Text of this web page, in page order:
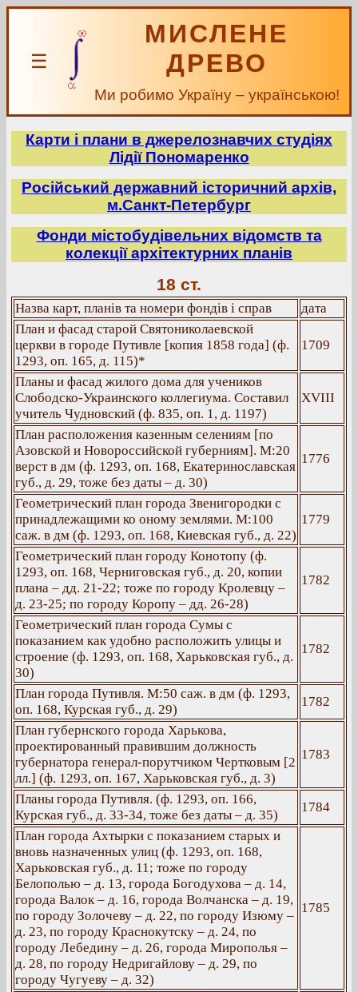
☰
МИСЛЕНЕ
ДРЕВО
Ми робимо Україну – українською!
Карти і плани в джерелознавчих студіях
Лідії Пономаренко
Російський державний історичний архів,
м.Санкт-Петербург
Фонди містобудівельних відомств та
колекції архітектурних планів
18 ст.
Назва карт, планів та номери фондів і справ
дата
План и фасад старой Святониколаевской
церкви в городе Путивле [копия 1858 года] (ф.
1293, оп. 165, д. 115)*
1709
Планы и фасад жилого дома для учеников
Слободско-Украинского коллегиума. Составил
учитель Чудновский (ф. 835, оп. 1, д. 1197)
ХVІІІ
План расположения казенным селениям [по
Азовской и Новороссийской губерниям]. М:20
верст в дм (ф. 1293, оп. 168, Екатеринославская
губ., д. 29, тоже без даты – д. 30)
1776
Геометрический план города Звенигородки с
принадлежащими ко оному землями. М:100
саж. в дм (ф. 1293, оп. 168, Киевская губ., д. 22)
1779
Геометрический план городу Конотопу (ф.
1293, оп. 168, Черниговская губ., д. 20, копии
плана – дд. 21-22; тоже по городу Кролевцу –
д. 23-25; по городу Коропу – дд. 26-28)
1782
Геометрический план города Сумы с
показанием как удобно расположить улицы и
строение (ф. 1293, оп. 168, Харьковская губ., д.
30)
1782
План города Путивля. М:50 саж. в дм (ф. 1293,
оп. 168, Курская губ., д. 29)
1782
План губернского города Харькова,
проектированный правившим должность
губернатора генерал-порутчиком Чертковым [2
лл.] (ф. 1293, оп. 167, Харьковская губ., д. 3)
1783
Планы города Путивля. (ф. 1293, оп. 166,
Курская губ., д. 33-34, тоже без даты – д. 35)
1784
План города Ахтырки с показанием старых и
вновь назначенных улиц (ф. 1293, оп. 168,
Харьковская губ., д. 11; тоже по городу
Белополью – д. 13, города Богодухова – д. 14,
города Валок – д. 16, города Волчанска – д. 19,
по городу Золочеву – д. 22, по городу Изюму –
д. 23, по городу Краснокутску – д. 24, по
городу Лебедину – д. 26, города Мирополья –
д. 28, по городу Недригайлову – д. 29, по
городу Чугуеву – д. 32)
1785